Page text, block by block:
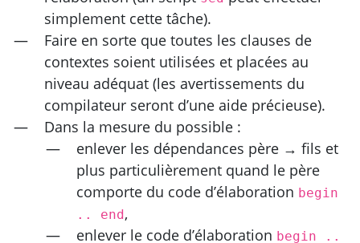
simplement cette tâche).
Faire en sorte que toutes les clauses de
contextes soient utilisées et placées au
niveau adéquat (les avertissements du
compilateur seront d’une aide précieuse).
Dans la mesure du possible :
enlever les dépendances père → fils et
plus particulièrement quand le père
comporte du code d’élaboration begin
.. end,
enlever le code d’élaboration begin ..